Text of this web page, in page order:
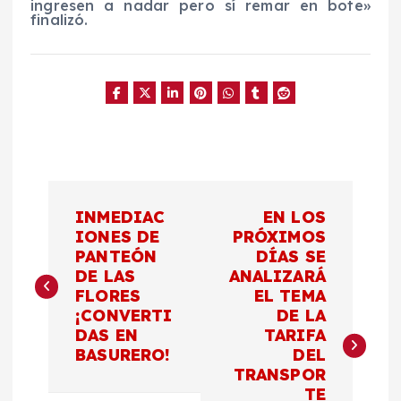
ingresen a nadar pero sí remar en bote»
finalizó.
v
INMEDIAC
IONES DE
PANTEÓN
DE LAS
FLORES
¡CONVERTI
DAS EN
BASURERO!
EN LOS
PRÓXIMOS
DÍAS SE
ANALIZARÁ
EL TEMA
DE LA
TARIFA
DEL
TRANSPOR
TE